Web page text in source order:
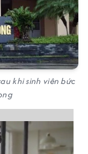
khi sinh viên bức